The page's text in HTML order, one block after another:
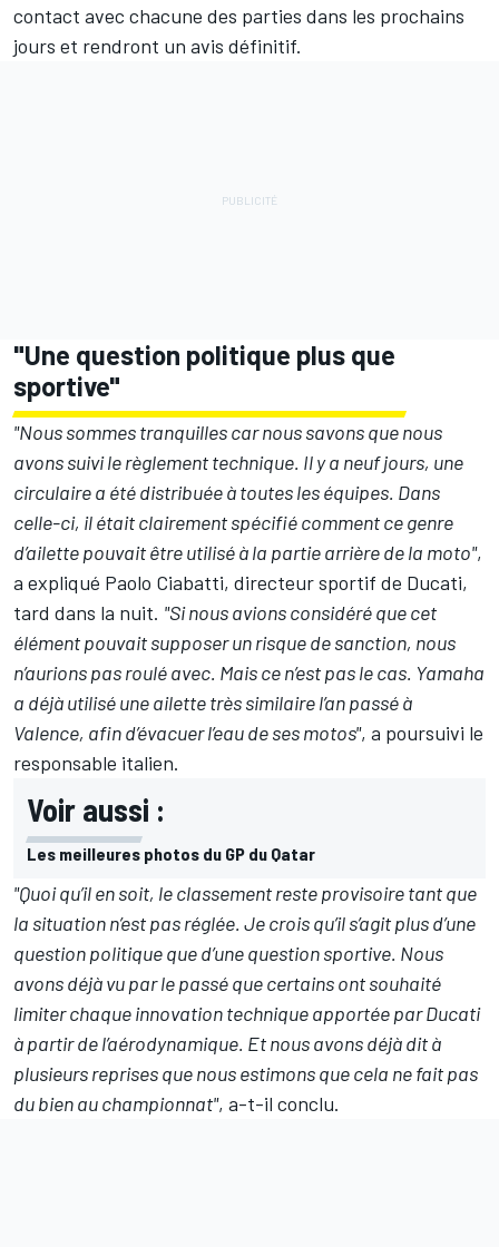
contact avec chacune des parties dans les prochains
jours et rendront un avis définitif.
"Une question politique plus que
sportive"
"Nous sommes tranquilles car nous savons que nous
avons suivi le règlement technique. Il y a neuf jours, une
circulaire a été distribuée à toutes les équipes. Dans
celle-ci, il était clairement spécifié comment ce genre
d’ailette pouvait être utilisé à la partie arrière de la moto",
a expliqué Paolo Ciabatti, directeur sportif de Ducati,
tard dans la nuit. "Si nous avions considéré que cet
élément pouvait supposer un risque de sanction, nous
n’aurions pas roulé avec. Mais ce n’est pas le cas. Yamaha
a déjà utilisé une ailette très similaire l’an passé à
Valence, afin d’évacuer l’eau de ses motos", a poursuivi le
responsable italien.
Voir aussi :
Les meilleures photos du GP du Qatar
"Quoi qu’il en soit, le classement reste provisoire tant que
la situation n’est pas réglée. Je crois qu’il s’agit plus d’une
question politique que d’une question sportive. Nous
avons déjà vu par le passé que certains ont souhaité
limiter chaque innovation technique apportée par Ducati
à partir de l’aérodynamique. Et nous avons déjà dit à
plusieurs reprises que nous estimons que cela ne fait pas
du bien au championnat", a-t-il conclu.